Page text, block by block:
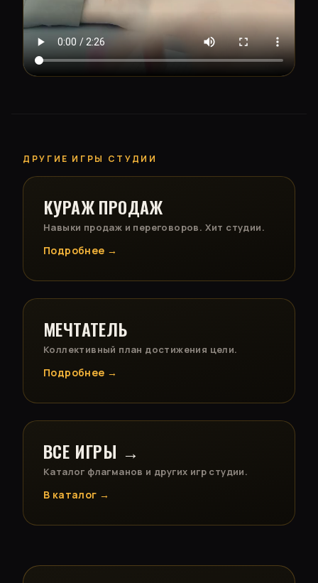
ДРУГИЕ ИГРЫ СТУДИИ
КУРАЖ ПРОДАЖ
Навыки продаж и переговоров. Хит студии.
Подробнее →
МЕЧТАТЕЛЬ
Коллективный план достижения цели.
Подробнее →
ВСЕ ИГРЫ →
Каталог флагманов и других игр студии.
В каталог →